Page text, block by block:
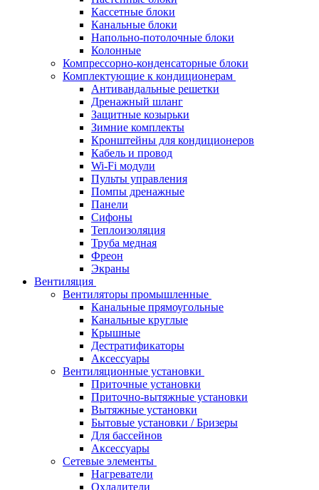
Кассетные блоки
Канальные блоки
Напольно-потолочные блоки
Колонные
Компрессорно-конденсаторные блоки
Комплектующие к кондиционерам
Антивандальные решетки
Дренажный шланг
Защитные козырьки
Зимние комплекты
Кронштейны для кондиционеров
Кабель и провод
Wi-Fi модули
Пульты управления
Помпы дренажные
Панели
Сифоны
Теплоизоляция
Труба медная
Фреон
Экраны
Вентиляция
Вентиляторы промышленные
Канальные прямоугольные
Канальные круглые
Крышные
Дестратификаторы
Аксессуары
Вентиляционные установки
Приточные установки
Приточно-вытяжные установки
Вытяжные установки
Бытовые установки / Бризеры
Для бассейнов
Аксессуары
Сетевые элементы
Нагреватели
Охладители